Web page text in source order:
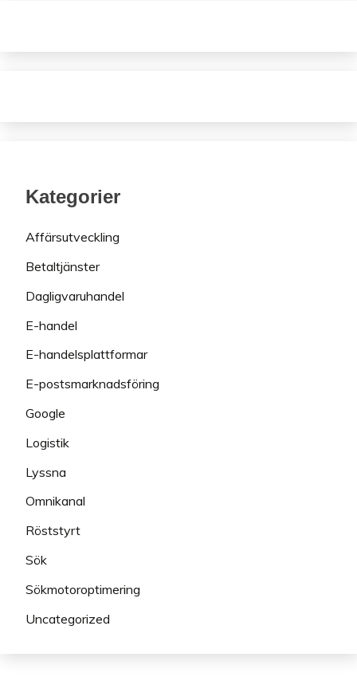
Kategorier
Affärsutveckling
Betaltjänster
Dagligvaruhandel
E-handel
E-handelsplattformar
E-postsmarknadsföring
Google
Logistik
Lyssna
Omnikanal
Röststyrt
Sök
Sökmotoroptimering
Uncategorized